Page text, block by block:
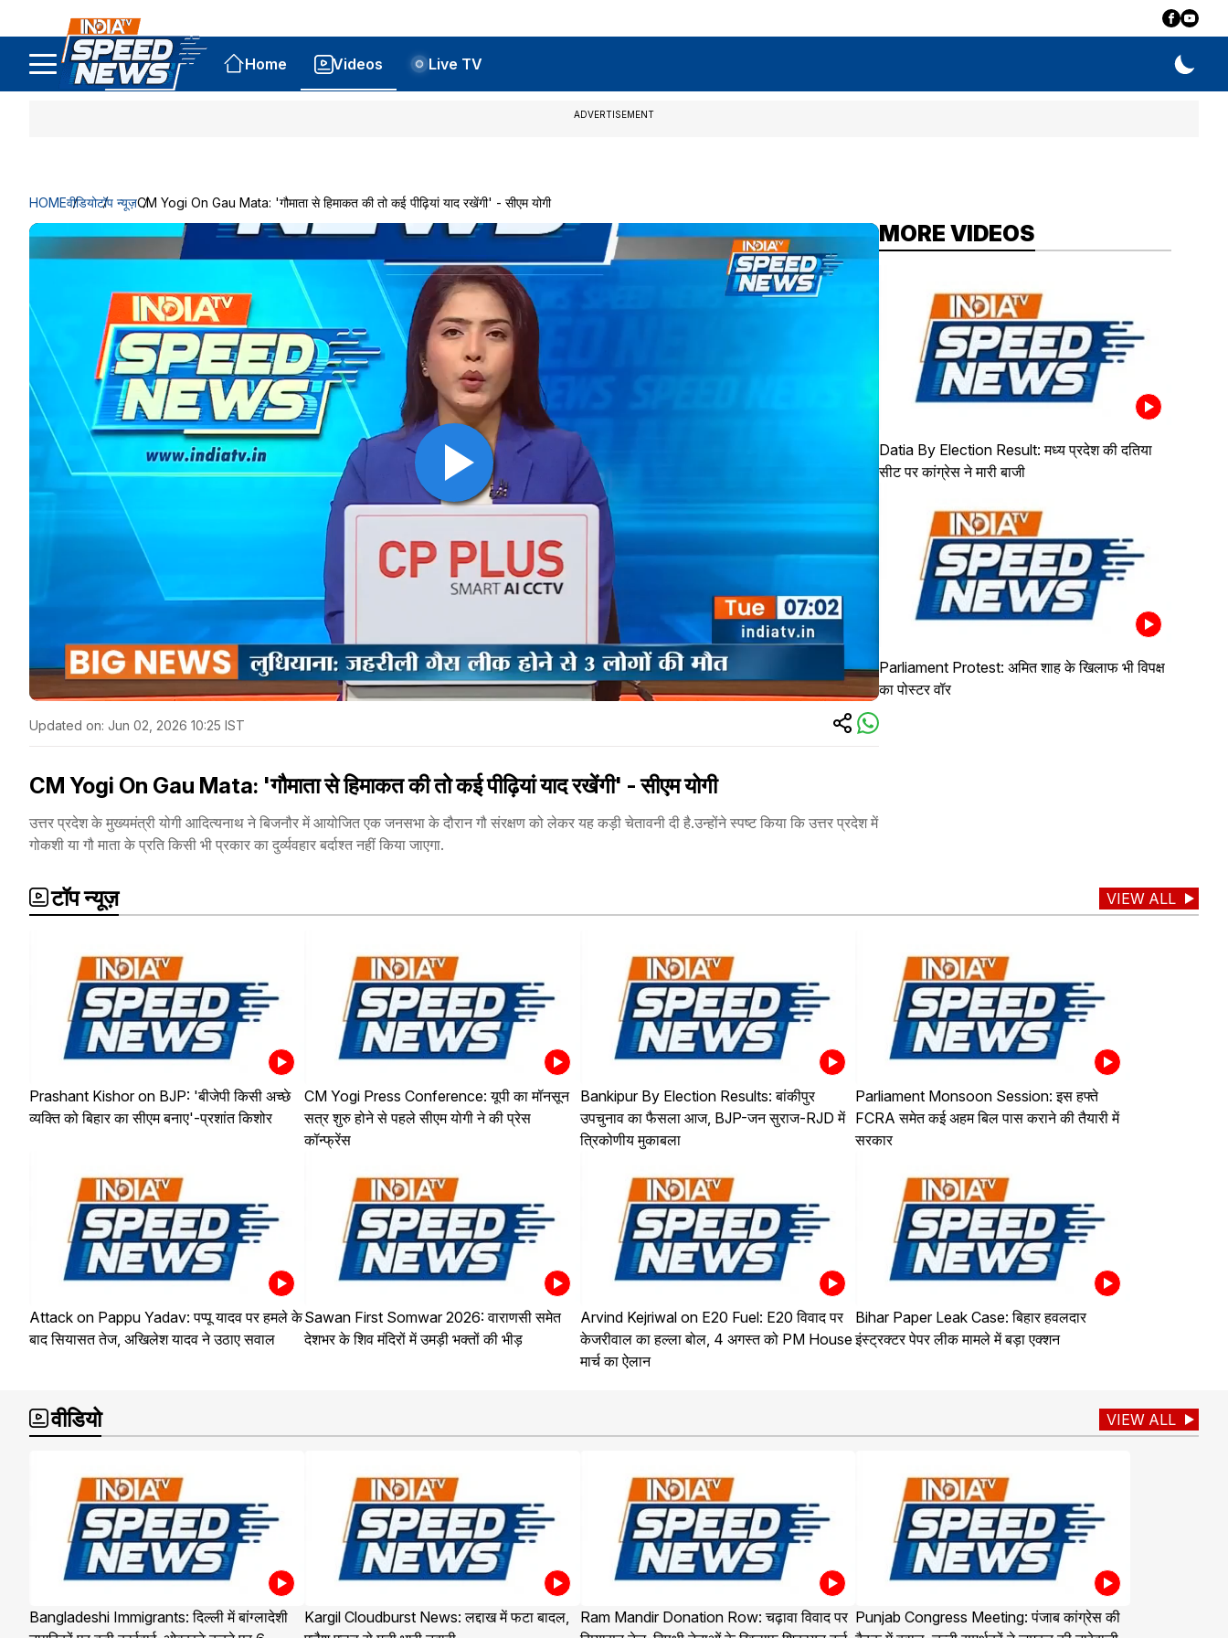
Home Videos Live TV
ADVERTISEMENT
HOMEवीडियोटॉप न्यूज़CM Yogi On Gau Mata: 'गौमाता से हिमाकत की तो कई पीढ़ियां याद रखेंगी' - सीएम योगी
Updated on: Jun 02, 2026 10:25 IST
CM Yogi On Gau Mata: 'गौमाता से हिमाकत की तो कई पीढ़ियां याद रखेंगी' - सीएम योगी
उत्तर प्रदेश के मुख्यमंत्री योगी आदित्यनाथ ने बिजनौर में आयोजित एक जनसभा के दौरान गौ संरक्षण को लेकर यह कड़ी चेतावनी दी है.उन्होंने स्पष्ट किया कि उत्तर प्रदेश में
गोकशी या गौ माता के प्रति किसी भी प्रकार का दुर्व्यवहार बर्दाश्त नहीं किया जाएगा.
MORE VIDEOS
Datia By Election Result: मध्य प्रदेश की दतिया
सीट पर कांग्रेस ने मारी बाजी
Parliament Protest: अमित शाह के खिलाफ भी विपक्ष
का पोस्टर वॉर
टॉप न्यूज़ VIEW ALL
Prashant Kishor on BJP: 'बीजेपी किसी अच्छे
व्यक्ति को बिहार का सीएम बनाए'-प्रशांत किशोर
CM Yogi Press Conference: यूपी का मॉनसून
सत्र शुरु होने से पहले सीएम योगी ने की प्रेस
कॉन्फ्रेंस
Bankipur By Election Results: बांकीपुर
उपचुनाव का फैसला आज, BJP-जन सुराज-RJD में
त्रिकोणीय मुकाबला
Parliament Monsoon Session: इस हफ्ते
FCRA समेत कई अहम बिल पास कराने की तैयारी में
सरकार
Attack on Pappu Yadav: पप्पू यादव पर हमले के
बाद सियासत तेज, अखिलेश यादव ने उठाए सवाल
Sawan First Somwar 2026: वाराणसी समेत
देशभर के शिव मंदिरों में उमड़ी भक्तों की भीड़
Arvind Kejriwal on E20 Fuel: E20 विवाद पर
केजरीवाल का हल्ला बोल, 4 अगस्त को PM House
मार्च का ऐलान
Bihar Paper Leak Case: बिहार हवलदार
इंस्ट्रक्टर पेपर लीक मामले में बड़ा एक्शन
वीडियो VIEW ALL
Bangladeshi Immigrants: दिल्ली में बांग्लादेशी
Kargil Cloudburst News: लद्दाख में फटा बादल,
Ram Mandir Donation Row: चढ़ावा विवाद पर Punjab Congress Meeting: पंजाब कांग्रेस की